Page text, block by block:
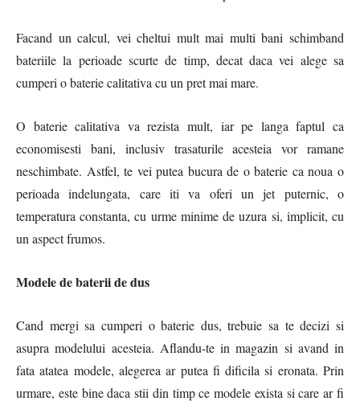
Facand un calcul, vei cheltui mult mai multi bani schimband
bateriile la perioade scurte de timp, decat daca vei alege sa
cumperi o baterie calitativa cu un pret mai mare.
O baterie calitativa va rezista mult, iar pe langa faptul ca
economisesti bani, inclusiv trasaturile acesteia vor ramane
neschimbate. Astfel, te vei putea bucura de o baterie ca noua o
perioada indelungata, care iti va oferi un jet puternic, o
temperatura constanta, cu urme minime de uzura si, implicit, cu
un aspect frumos.
Modele de baterii de dus
Cand mergi sa cumperi o baterie dus, trebuie sa te decizi si
asupra modelului acesteia. Aflandu-te in magazin si avand in
fata atatea modele, alegerea ar putea fi dificila si eronata. Prin
urmare, este bine daca stii din timp ce modele exista si care ar fi